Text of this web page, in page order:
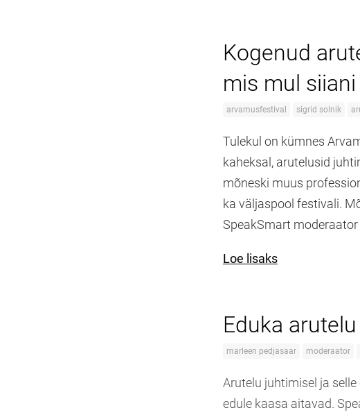
Kogenud
mis mul
arvamusfestival sigrid solnik
Tulekul on kümnes
kaheksal, arutelusid
mõneski muus
ka väljaspool festivali.
SpeakSmart moderaator
Loe lisaks
Eduka
marleen pedjasaar moderaator
Arutelu juhtimisel ja
edule kaasa aitavad.